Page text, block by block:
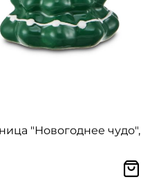
"Новогоднее чудо",